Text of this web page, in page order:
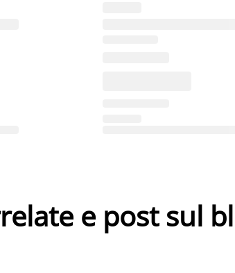
e post sul